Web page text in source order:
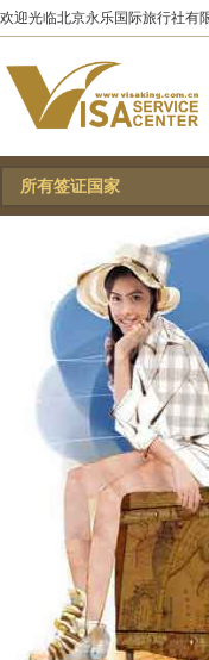
欢迎光临北京永乐国际旅行社有
所有签证国家